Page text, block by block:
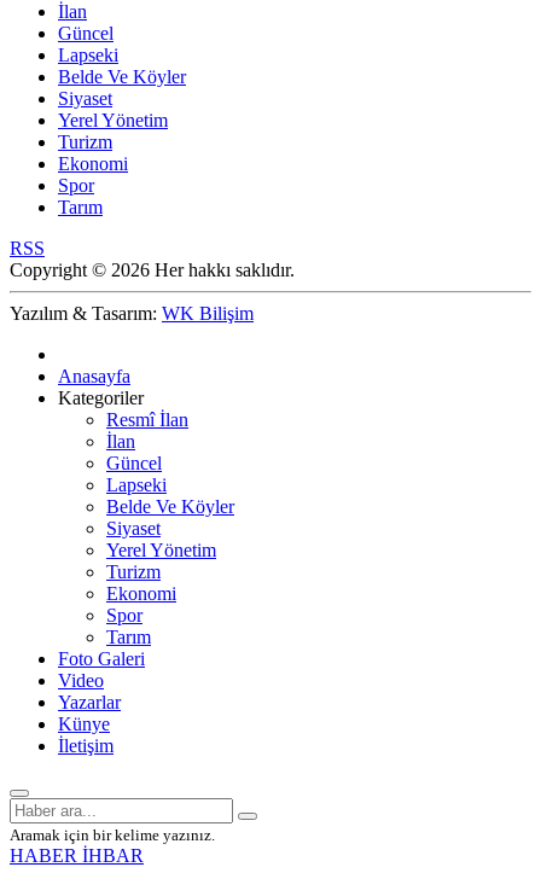
İlan
Güncel
Lapseki
Belde Ve Köyler
Siyaset
Yerel Yönetim
Turizm
Ekonomi
Spor
Tarım
RSS
Copyright © 2026 Her hakkı saklıdır.
Yazılım & Tasarım: WK Bilişim
Anasayfa
Kategoriler
Resmî İlan
İlan
Güncel
Lapseki
Belde Ve Köyler
Siyaset
Yerel Yönetim
Turizm
Ekonomi
Spor
Tarım
Foto Galeri
Video
Yazarlar
Künye
İletişim
Aramak için bir kelime yazınız.
HABER İHBAR